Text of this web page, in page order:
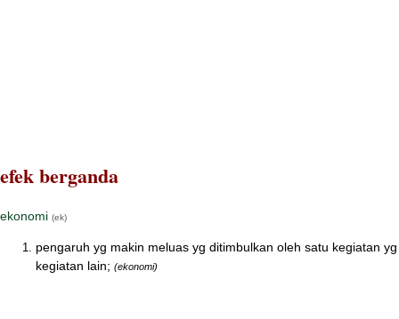
efek berganda
ekonomi (ek)
pengaruh yg makin meluas yg ditimbulkan oleh satu kegiatan
kegiatan lain; (ekonomi)